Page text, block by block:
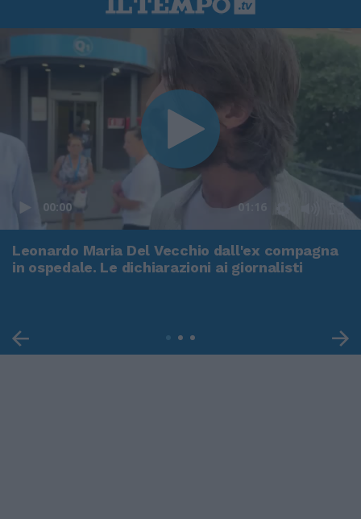
00:00 01:16
Leonardo Maria Del Vecchio dall'ex compagna
in ospedale. Le dichiarazioni ai giornalisti